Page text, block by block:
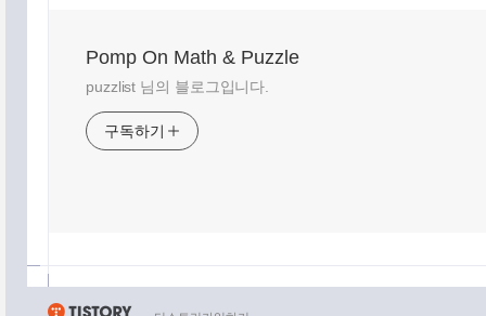
Pomp On Math & Puzzle
puzzlist 님의 블로그입니다.
구독하기